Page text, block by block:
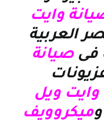
وايت
العربية
فىصيانة
وايت ويل
وميكروويف